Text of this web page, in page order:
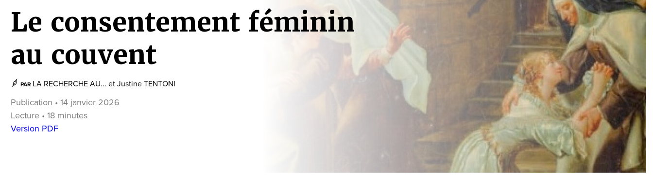
Le consentement féminin
au couvent
PAR LA RECHERCHE AU... et Justine TENTONI
Publication • 14 janvier 2026
Lecture • 18 minutes
Version PDF